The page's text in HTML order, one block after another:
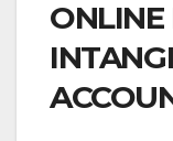
ONLINE